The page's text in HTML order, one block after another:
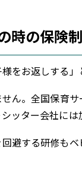
の保険制
をお返しする
ん。全国保育
ッター会社には
避する研修もベ